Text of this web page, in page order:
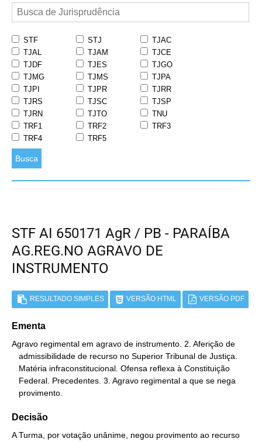
STF STJ
TJAC
TJAL
TJAM
TJCE
TJDF
TJES
TJGO
TJMG
TJMS
TJPA
TJPI
TJPR
TJRR
TJRS
TJSC
TJSP
TJRN
TJTO
TNU
TRF1
TRF2
TRF3
TRF4
TRF5
Busca
STF AI 650171 AgR / PB - PARAÍBA
AG.REG.NO AGRAVO DE
INSTRUMENTO
RESULTADO SIMPLES VERSÃO HTML VERSÃO PDF
Ementa
Agravo regimental em agravo de instrumento. 2. Aferição de
   provimento.
Decisão
A Turma, por votação unânime, negou provimento ao recurso